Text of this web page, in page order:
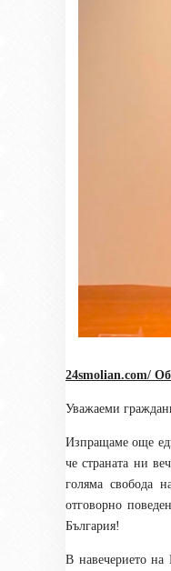
24smolian.com/
Уважаеми
Изпращаме още
че страната ни
голяма свобода
отговорно
България!
В навечерието на